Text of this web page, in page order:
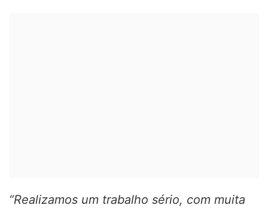
“Realizamos um trabalho sério, com muita